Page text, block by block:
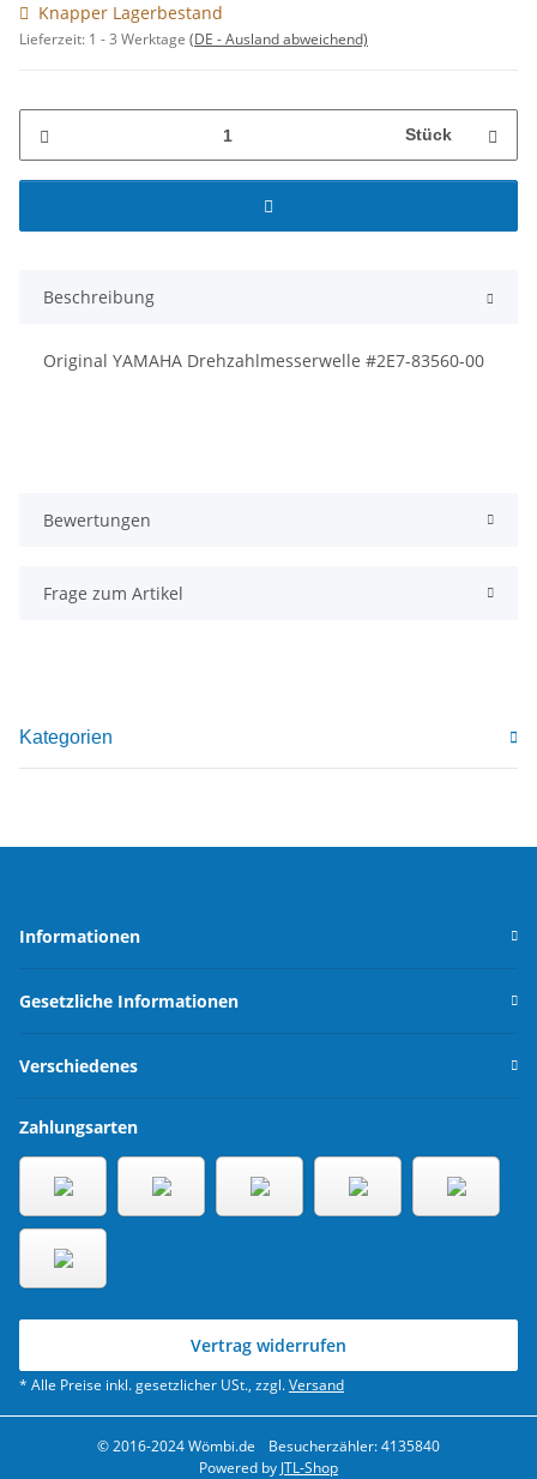
Knapper Lagerbestand
Lieferzeit: 1 - 3 Werktage (DE - Ausland abweichend)
Stück
Beschreibung
Original YAMAHA Drehzahlmesserwelle #2E7-83560-00
Bewertungen
Frage zum Artikel
Kategorien
Informationen
Gesetzliche Informationen
Verschiedenes
Zahlungsarten
Vertrag widerrufen
* Alle Preise inkl. gesetzlicher USt., zzgl.Versand
© 2016-2024 Wömbi.de
Besucherzähler: 4135840
Powered by JTL-Shop